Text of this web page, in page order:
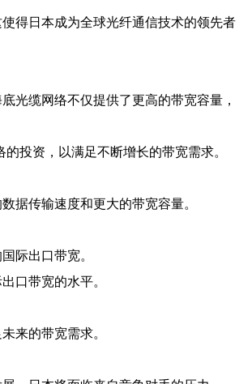
得日本成为全球光纤通信技术的领先者
光缆网络不仅提供了更高的带宽容量，
投资，以满足不断增长的带宽需求。
据传输速度和更大的带宽容量。
际出口带宽。
口带宽的水平。
来的带宽需求。